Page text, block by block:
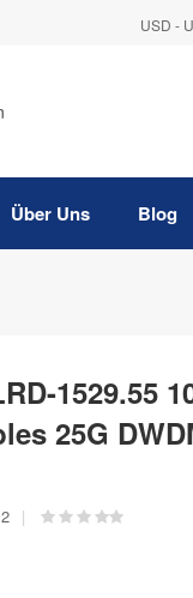
USD -
Über Uns Blog
1529.55
25G
|